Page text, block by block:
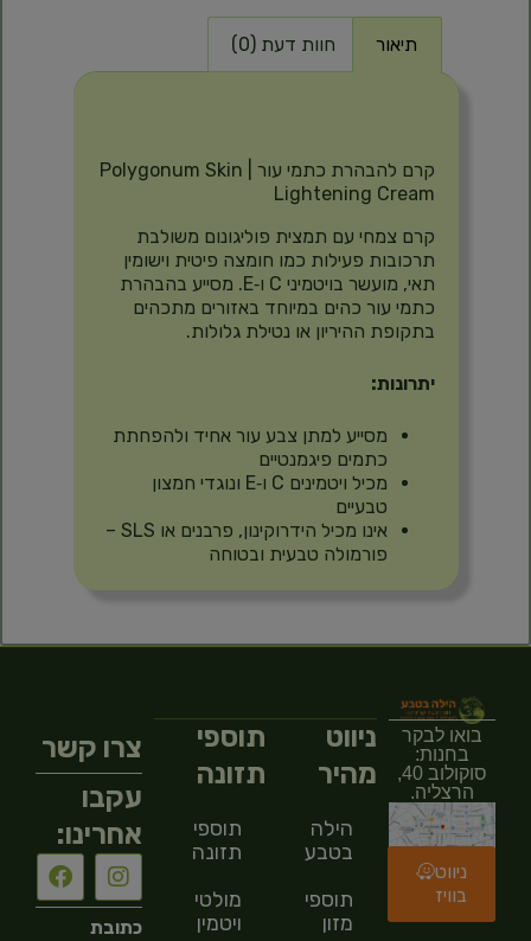
תיאור חוות דעת (0)
קרם להבהרת כתמי עור | Polygonum Skin
Lightening Cream
קרם צמחי עם תמצית פוליגונום משולבת
תרכובות פעילות כמו חומצה פיטית וישומין
תאי, מועשר בויטמיני C ו‑E. מסייע בהבהרת
כתמי עור כהים במיוחד באזורים מתכהים
בתקופת ההיריון או נטילת גלולות.
יתרונות:
מסייע למתן צבע עור אחיד ולהפחתת
כתמים פיגמנטיים
מכיל ויטמינים C ו‑E ונוגדי חמצון
טבעיים
אינו מכיל הידרוקינון, פרבנים או SLS –
פורמולה טבעית ובטוחה
בואו לבקר
בחנות:
סוקולוב 40,
הרצליה.
ניווט
בוויז
ניווט
מהיר
הילה
בטבע
תוספי
מזון
תוספי
תזונה
תוספי
תזונה
מולטי
ויטמין
צרו קשר
עקבו
אחרינו:
כתובת